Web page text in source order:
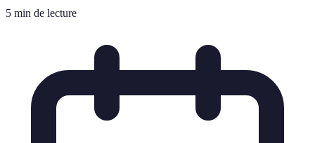
5 min de lecture